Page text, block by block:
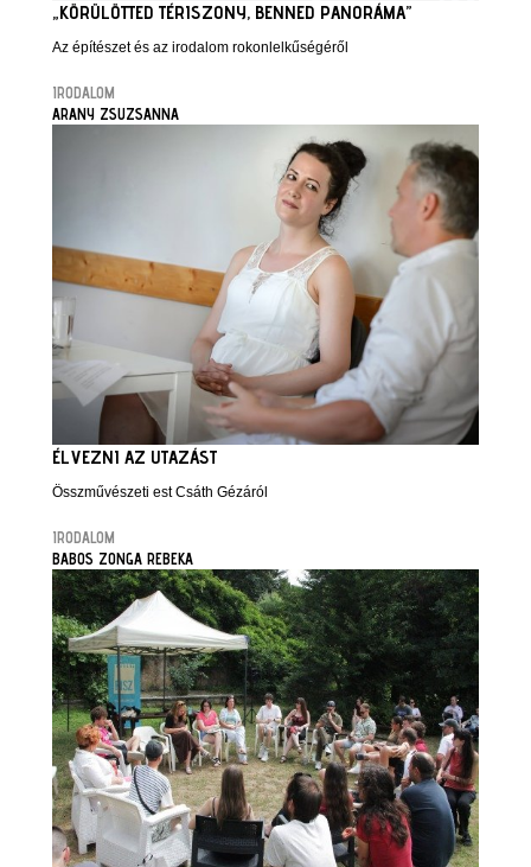
„KÖRÜLÖTTED TÉRISZONY, BENNED PANORÁMA”
Az építészet és az irodalom rokonlelkűségéről
IRODALOM
ARANY ZSUZSANNA
ÉLVEZNI AZ UTAZÁST
Összművészeti est Csáth Gézáról
IRODALOM
BABOS ZONGA REBEKA